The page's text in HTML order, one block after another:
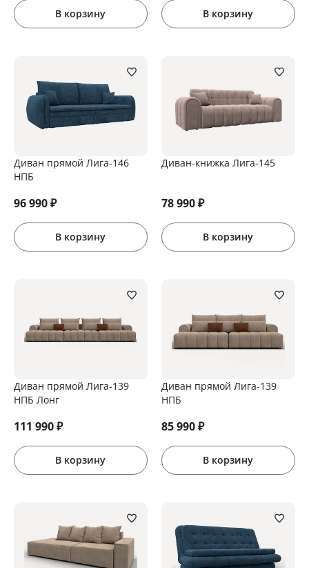
В корзину В корзину
Диван прямой Лига-146
НПБ
96 990₽
В корзину
Диван-книжка Лига-145
78 990₽
В корзину
Диван прямой Лига-139
НПБ Лонг
111 990₽
В корзину
Диван прямой Лига-139
НПБ
85 990₽
В корзину